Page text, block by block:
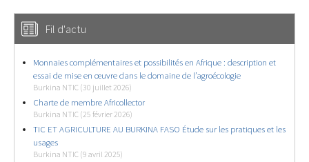
Fil d'actu
Monnaies complémentaires et possibilités en Afrique : description et
essai de mise en œuvre dans le domaine de l’agroécologie
Burkina NTIC (30 juillet 2026)
Charte de membre Africollector
Burkina NTIC (25 février 2026)
TIC ET AGRICULTURE AU BURKINA FASO Étude sur les pratiques et les
usages
Burkina NTIC (9 avril 2025)